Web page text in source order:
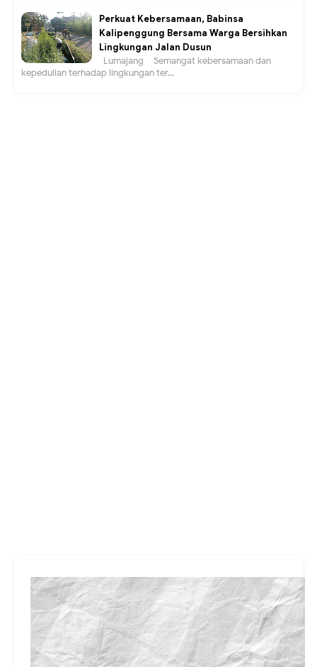
Perkuat Kebersamaan, Babinsa
Kalipenggung Bersama Warga Bersihkan
Lingkungan Jalan Dusun
Lumajang – Semangat kebersamaan dan
kepedulian terhadap lingkungan ter...